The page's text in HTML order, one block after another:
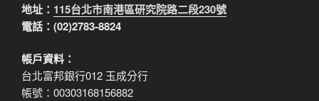
地址： 115台北市南港區研究院路二段230號
電話：(02)2783-8824
帳戶資料：
台北富邦銀行012 玉成分行
帳號：00303168156882